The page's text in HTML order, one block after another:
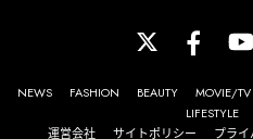
NEWS FASHION BEAUTY MOVIE/TV
LIFESTYLE
運営会社
サイトポリシー プラ